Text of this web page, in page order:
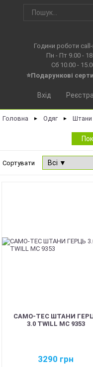
Години роботи
Пн - Пт 9.00 -
Сб 10.00 -
⭐Подарункові
Вхід
Головна ► Одяг ► Штани
Сортувати
CAMO-TEC ШТАНИ
3.0 TWILL MC 9353
3290 грн